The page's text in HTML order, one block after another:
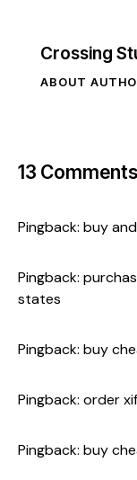
Crossing
ABOUT
13 Comments
Pingback: buy
Pingback:
states
Pingback: buy
Pingback: order
Pingback: buy